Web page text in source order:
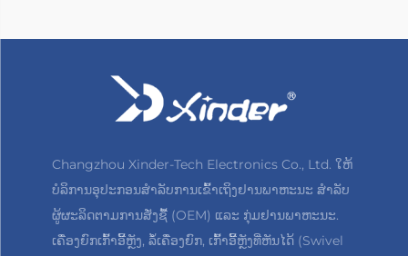
Changzhou Xinder-Tech Electronics Co., Ltd. ໃຫ້
ບໍລິການອຸປະກອນສຳລັບການເຂົ້າເຖິງຢານພາຫະນະ ສຳລັບ
ຜູ້ຜະລິດຕາມການສັ່ງຊື້ (OEM) ແລະ ກຸ່ມຢານພາຫະນະ.
ເຄື່ອງຍົກເກົ້າອີ້ຫຼັງ, ລໍ້ເຄື່ອງຍົກ, ເກົ້າອີ້ຫຼັງທີ່ຫັນໄດ້ (Swivel